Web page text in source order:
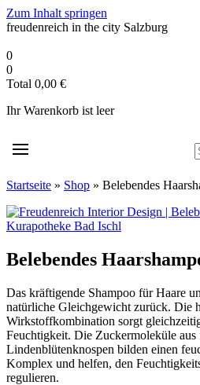
Zum Inhalt springen
freudenreich in the city Salzburg
0
0
Total 0,00 €
Ihr Warenkorb ist leer
Startseite » Shop » Belebendes
Kurapotheke Bad Ischl
Belebendes
Das kräftigende Shampoo für Haare
natürliche Gleichgewicht zurück. Die
Wirkstoffkombination sorgt
Feuchtigkeit. Die Zuckermoleküle
Lindenblütenknospen bilden einen
Komplex und helfen, den
regulieren.